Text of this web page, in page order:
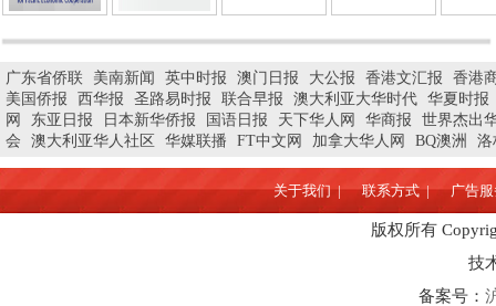
广东省侨联 美南新闻 英中时报 澳门日报 大公报 香港文汇报
香港
美国侨报
西华报 圣路易时报 联合早报 澳大利亚大华时代 华夏时报
网
东亚日报 日本新华侨报 国语日报 天下华人网 华商报
世界杰出
会
澳大利亚华人社区 华媒联播 FT中文网 加拿大华人网 BQ澳洲 洛
关于我们 | 联系方式 | 广告
版权所有
技
备案号：